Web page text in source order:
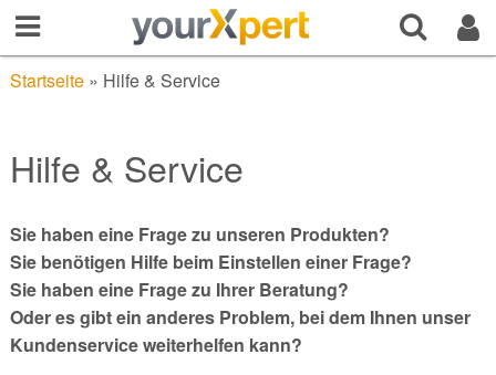
Startseite» Hilfe & Service
Hilfe & Service
Sie haben eine Frage zu unseren Produkten?
Sie benötigen Hilfe beim Einstellen einer Frage?
Sie haben eine Frage zu Ihrer Beratung?
Oder es gibt ein anderes Problem, bei dem Ihnen unser
Kundenservice weiterhelfen kann?